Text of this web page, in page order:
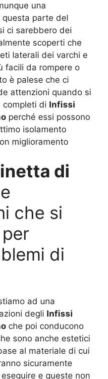
una
parte del
ci sarebbero dei
scoperti che
laterali dei varchi e
facili da rompere o
è palese che ci
attenzioni quando si
completi di Infissi
perché essi possono
isolamento
miglioramento
di
e
che si
di
ad una
degli Infissi
che poi conducono
sono anche estetici
al materiale di cui
sicuramente
e queste non